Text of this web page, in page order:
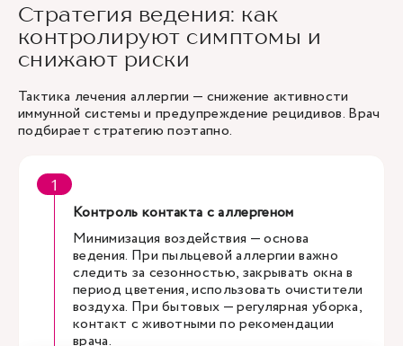
Стратегия ведения: как
контролируют симптомы и
снижают риски
Тактика лечения аллергии — снижение активности
иммунной системы и предупреждение рецидивов. Врач
подбирает стратегию поэтапно.
Контроль контакта с аллергеном
Минимизация воздействия — основа
ведения. При пыльцевой аллергии важно
следить за сезонностью, закрывать окна в
период цветения, использовать очистители
воздуха. При бытовых — регулярная уборка,
контакт с животными по рекомендации
врача.